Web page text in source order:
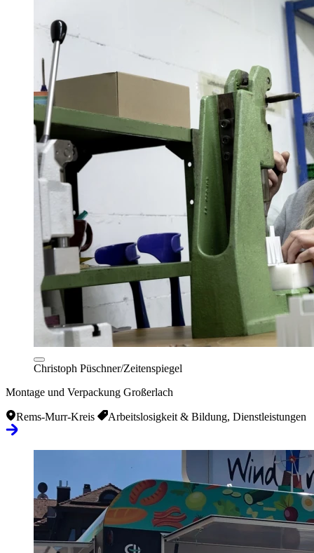
Christoph Püschner/Zeitenspiegel
Montage und Verpackung Großerlach
Rems-Murr-Kreis Arbeitslosigkeit & Bildung, Dienstleistungen